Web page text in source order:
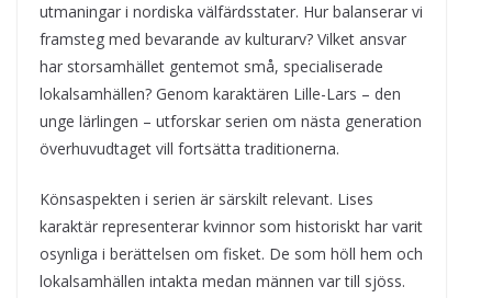
utmaningar i nordiska välfärdsstater. Hur balanserar vi
framsteg med bevarande av kulturarv? Vilket ansvar
har storsamhället gentemot små, specialiserade
lokalsamhällen? Genom karaktären Lille-Lars – den
unge lärlingen – utforskar serien om nästa generation
överhuvudtaget vill fortsätta traditionerna.
Könsaspekten i serien är särskilt relevant. Lises
karaktär representerar kvinnor som historiskt har varit
osynliga i berättelsen om fisket. De som höll hem och
lokalsamhällen intakta medan männen var till sjöss.